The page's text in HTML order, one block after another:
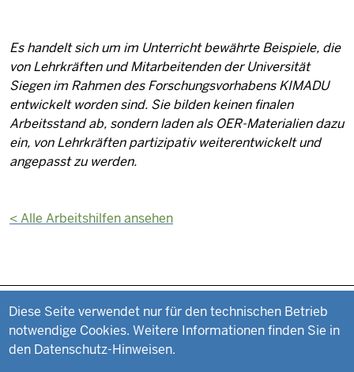
Diese Seite verwendet nur für den technischen Betrieb
notwendige Cookies. Weitere Informationen finden Sie in
den Datenschutz-Hinweisen.
Es handelt sich um im Unterricht bewährte Beispiele, die
von Lehrkräften und Mitarbeitenden der Universität
Siegen im Rahmen des Forschungsvorhabens KIMADU
entwickelt worden sind. Sie bilden keinen finalen
Arbeitsstand ab, sondern laden als OER-Materialien dazu
ein, von Lehrkräften partizipativ weiterentwickelt und
angepasst zu werden.
<Alle Arbeitshilfen ansehen
Fußzeile Impressum
Datenschutz